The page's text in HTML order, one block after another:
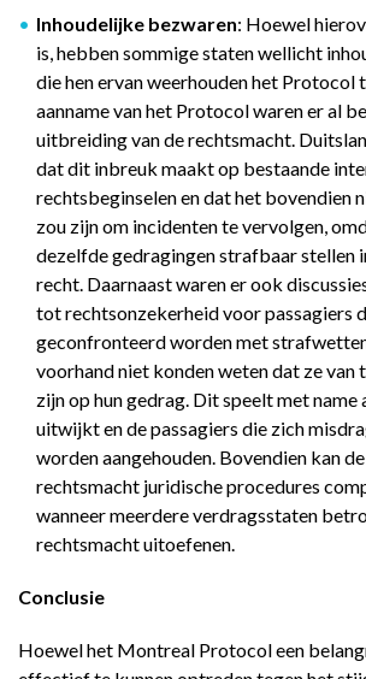
Inhoudelijke bezwaren: Hoewel
is, hebben sommige staten wellicht
die hen ervan weerhouden het Protocol
aanname van het Protocol waren er al
uitbreiding van de rechtsmacht.
dat dit inbreuk maakt op bestaande
rechtsbeginselen en dat het bovendien
zou zijn om incidenten te vervolgen,
dezelfde gedragingen strafbaar stellen
recht. Daarnaast waren er ook
tot rechtsonzekerheid voor passagiers
geconfronteerd worden met
voorhand niet konden weten dat ze van
zijn op hun gedrag. Dit speelt met name
uitwijkt en de passagiers die zich
worden aangehouden. Bovendien kan
rechtsmacht juridische procedures
wanneer meerdere verdragsstaten
rechtsmacht uitoefenen.
Conclusie
Hoewel het Montreal Protocol een